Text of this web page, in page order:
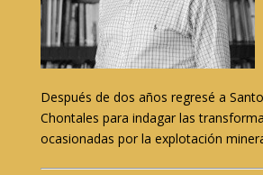
Después de dos años regresé a
Chontales para indagar las
ocasionadas por la explotación